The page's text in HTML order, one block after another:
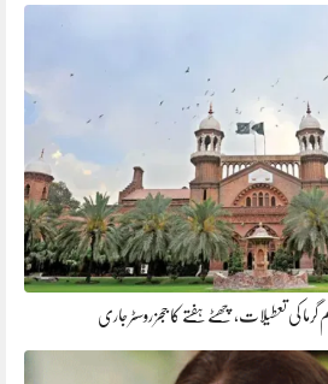
گرما کی تعطیلات، چھٹے ہفتے کا ججز روسٹر جاری